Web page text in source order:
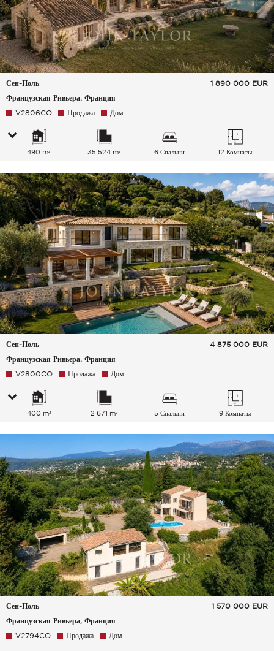
Сен-Поль
Французская Ривьера, Франция
1 890 000 EUR
V2806CO Продажа Дом
490 m² 35 524 m² 6 Спальни 12 Комнаты
Сен-Поль
Французская Ривьера, Франция
4 875 000 EUR
V2800CO Продажа Дом
400 m² 2 671 m² 5 Спальни 9 Комнаты
Сен-Поль
Французская Ривьера, Франция
1 570 000 EUR
V2794CO Продажа Дом